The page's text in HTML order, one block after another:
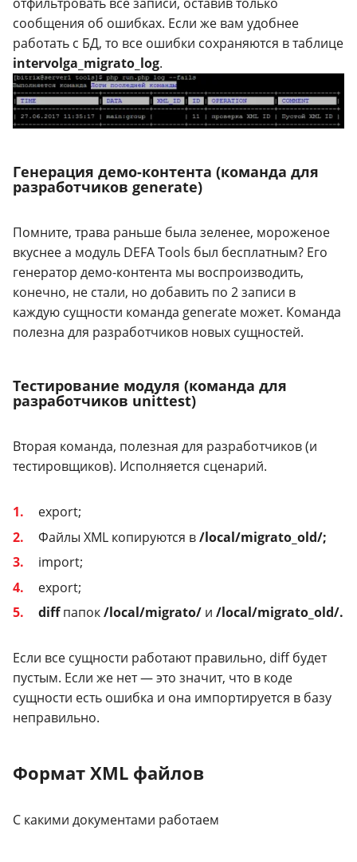
сообщения об ошибках. Если же вам удобнее
работать с БД, то все ошибки сохраняются в таблице
intervolga_migrato_log.
Генерация демо-контента (команда для
разработчиков generate)
Помните, трава раньше была зеленее, мороженое
вкуснее а модуль DEFA Tools был бесплатным? Его
генератор демо-контента мы воспроизводить,
конечно, не стали, но добавить по 2 записи в
каждую сущности команда generate может. Команда
полезна для разработчиков новых сущностей.
Тестирование модуля (команда для
разработчиков unittest)
Вторая команда, полезная для разработчиков (и
тестировщиков). Исполняется сценарий.
export;
Файлы XML копируются в/local/migrato_old/;
import;
export;
diffпапок/local/migrato/ и /local/migrato_old/.
Если все сущности работают правильно, diff будет
пустым. Если же нет — это значит, что в коде
сущности есть ошибка и она импортируется в базу
неправильно.
Формат XML файлов
С какими документами работаем